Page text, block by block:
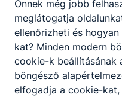
Önnek még jobb
meglátogatja
ellenőrizheti és
kat? Minden modern
cookie-k beállításának
böngésző
elfogadja a cookie-